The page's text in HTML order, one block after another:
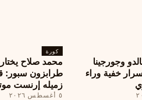
وجورجينا
4 أسرار خفية وراء
كورة
طرابزون سبور:
زميله إرنست
٥ أغسطس ٢٠٢٦